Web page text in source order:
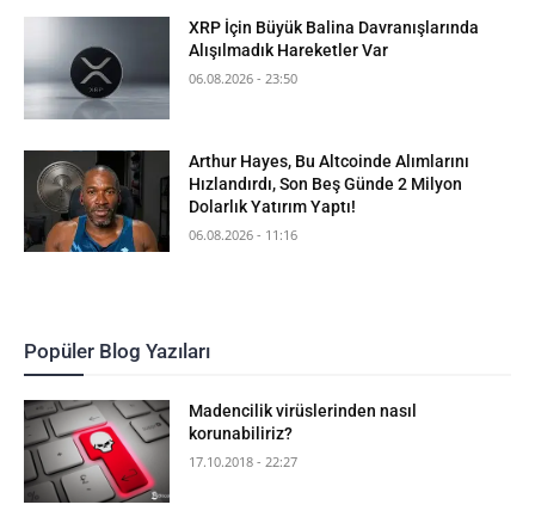
XRP İçin Büyük Balina Davranışlarında
Alışılmadık Hareketler Var
06.08.2026 - 23:50
Arthur Hayes, Bu Altcoinde Alımlarını
Hızlandırdı, Son Beş Günde 2 Milyon
Dolarlık Yatırım Yaptı!
06.08.2026 - 11:16
Popüler Blog Yazıları
Madencilik virüslerinden nasıl
korunabiliriz?
17.10.2018 - 22:27